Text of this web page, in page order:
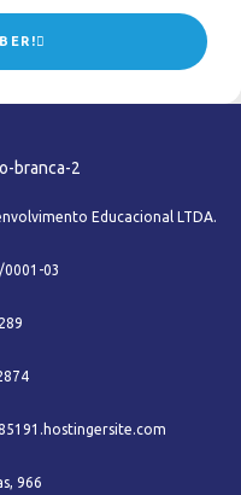
Educacional LTDA.
0001-03
966